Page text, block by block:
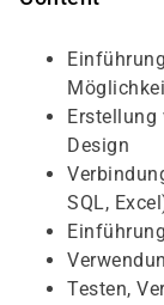
Erstellung
Design
SQL,
Testen,